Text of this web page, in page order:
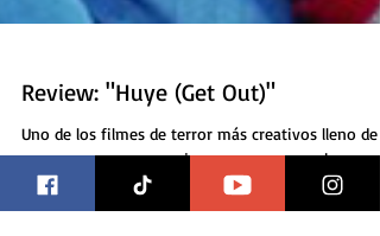
Review: "Huye (Get Out)"
suspenso, con personajes que nos enganchan e